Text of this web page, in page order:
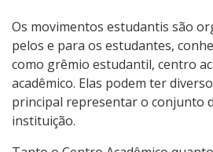
Sistemas Acadêmicos
Documentos Úteis
Assistência Estudantil
Os movimentos estudantis são
pelos e para os estudantes,
como grêmio estudantil, centro
acadêmico. Elas podem ter
principal representar o conjunto
instituição.